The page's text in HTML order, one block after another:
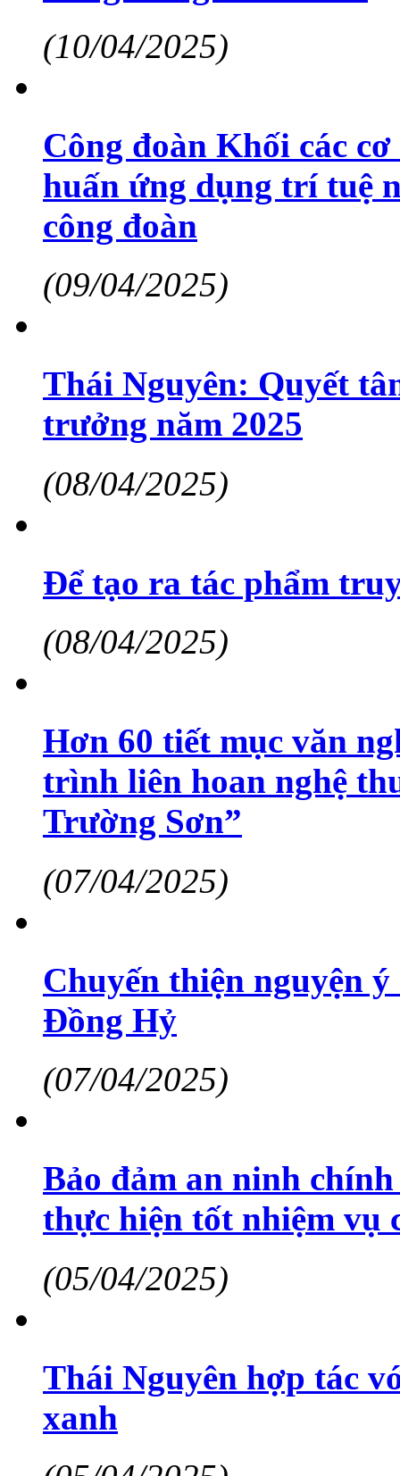
(10/04/2025)
Công đoàn Khối các
huấn ứng dụng trí tuệ
công đoàn
(09/04/2025)
Thái Nguyên: Quyết
trưởng năm 2025
(08/04/2025)
Để tạo ra tác phẩm
(08/04/2025)
Hơn 60 tiết mục văn
trình liên hoan nghệ
Trường Sơn”
(07/04/2025)
Chuyến thiện nguyện
Đồng Hỷ
(07/04/2025)
Bảo đảm an ninh
thực hiện tốt nhiệm vụ
(05/04/2025)
Thái Nguyên hợp tác
xanh